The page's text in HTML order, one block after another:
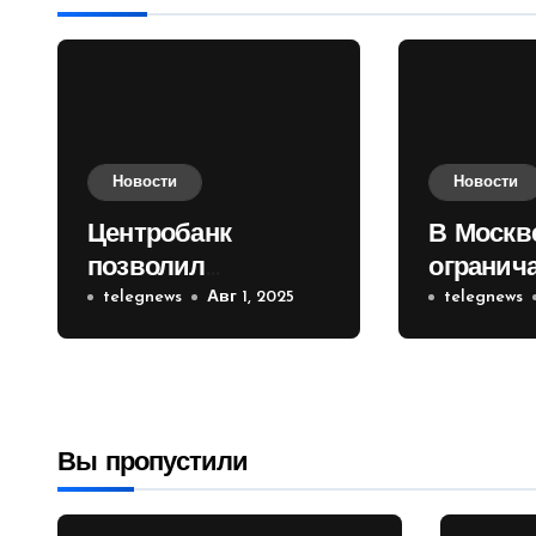
Новости
Центробанк
позволил
инвесторам из
враждебных
telegnews Авг 1, 2025
Новости
В
telegnews
Вы пропустили